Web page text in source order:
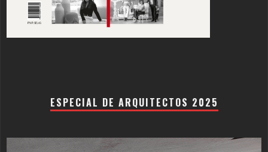
ESPECIAL DE ARQUITECTOS 2025